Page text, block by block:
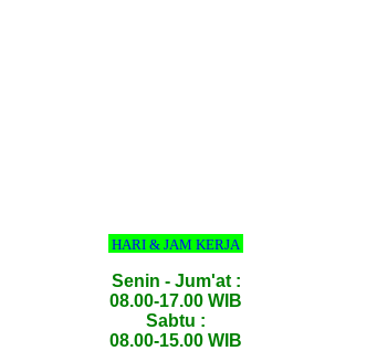
HARI & JAM KERJA
Senin - Jum'at :
08.00-17.00 WIB
Sabtu :
08.00-15.00 WIB